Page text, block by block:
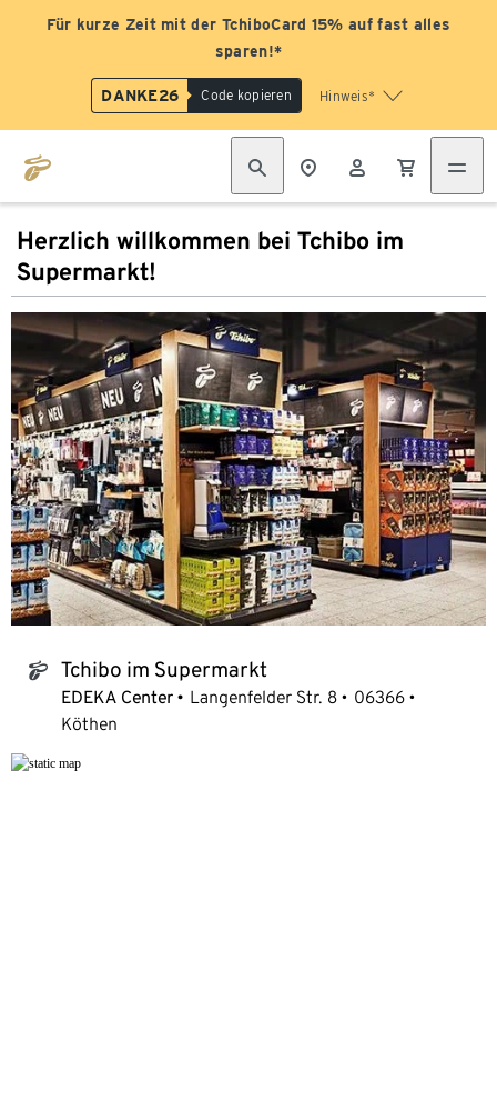
Für kurze Zeit mit der TchiboCard 15% auf fast alles
sparen!*
DANKE26 Code kopieren Hinweis*
Herzlich willkommen bei Tchibo im
Supermarkt!
tchibo_logo Tchibo im Supermarkt
EDEKA Center Langenfelder Str. 8
06366
Köthen